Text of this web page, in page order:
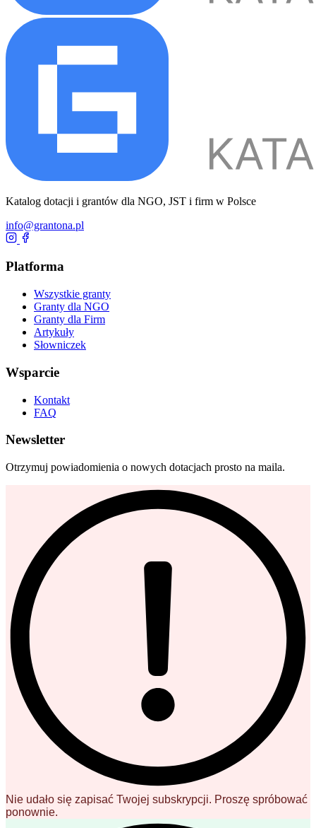
Katalog dotacji i grantów dla NGO, JST i firm w Polsce
info@grantona.pl
Platforma
Wszystkie granty
Granty dla NGO
Granty dla Firm
Artykuły
Słowniczek
Wsparcie
Kontakt
FAQ
Newsletter
Otrzymuj powiadomienia o nowych dotacjach prosto na maila.
Nie udało się zapisać Twojej subskrypcji. Proszę spróbować
ponownie.